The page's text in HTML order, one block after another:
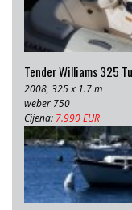
Tender Williams 325
2008, 325 x 1.7 m
weber 750
Cijena: 7.990 EUR